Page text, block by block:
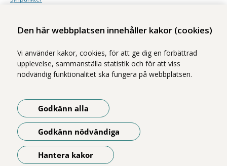
Den här webbplatsen innehåller kakor (cookies)
Vi använder kakor, cookies, för att ge dig en förbättrad
upplevelse, sammanställa statistik och för att viss
nödvändig funktionalitet ska fungera på webbplatsen.
Godkänn alla
Godkänn nödvändiga
Hantera kakor
Samtliga bilder på webbplatsen är tagna av fotograf Yanan Li om inget
annat namn anges.
Om webbplatsen
Tillgänglighetsredogörelse